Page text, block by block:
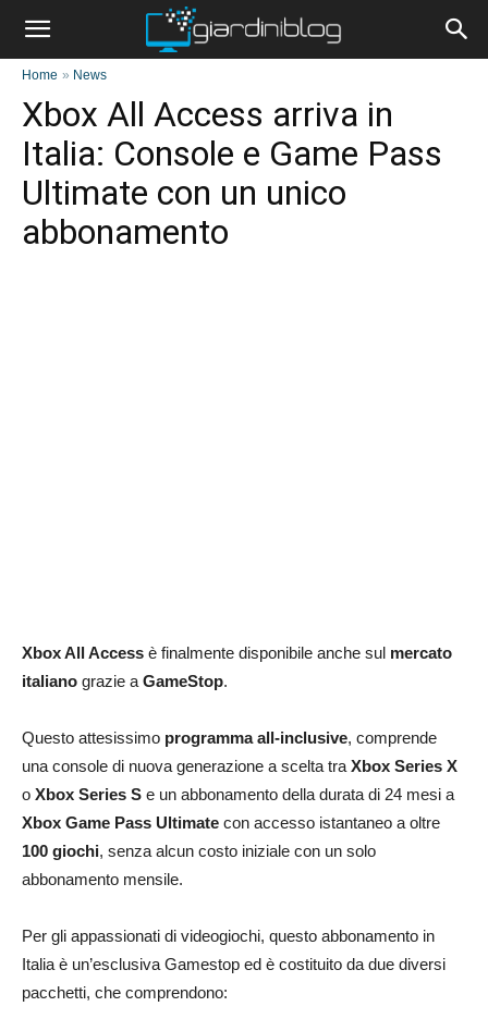
Home » News
Xbox All Access arriva in
Italia: Console e Game Pass
Ultimate con un unico
abbonamento
Xbox All Access è finalmente disponibile anche sul mercato
italiano grazie a GameStop.
Questo attesissimo programma all-inclusive, comprende
una console di nuova generazione a scelta tra Xbox Series X
o Xbox Series S e un abbonamento della durata di 24 mesi a
Xbox Game Pass Ultimate con accesso istantaneo a oltre
100 giochi, senza alcun costo iniziale con un solo
abbonamento mensile.
Per gli appassionati di videogiochi, questo abbonamento in
Italia è un’esclusiva Gamestop ed è costituito da due diversi
pacchetti, che comprendono: